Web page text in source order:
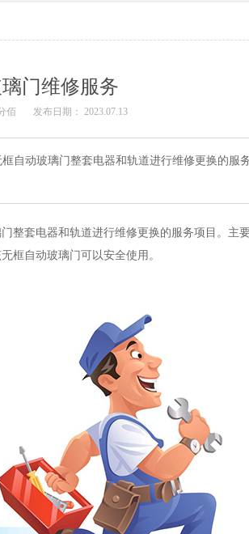
门维修服务
佰 发布日期： 2023.07.13
自动玻璃门整套电器和轨道进行维修更换的服
整套电器和轨道进行维修更换的服务项目。主
框自动玻璃门可以安全使用。